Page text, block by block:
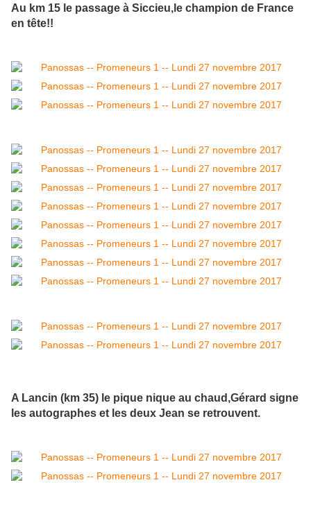
Au km 15 le passage à Siccieu,le champion de France
en tête!!
A Lancin (km 35) le pique nique au chaud,Gérard signe
les autographes et les deux Jean se retrouvent.